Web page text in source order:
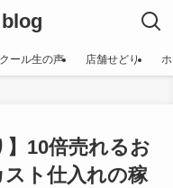
ール生の声 店舗せどり
】10倍売れるお
ト仕入れの稼